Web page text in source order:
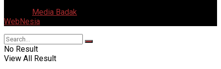
Media Badak
WebNesia
No Result
View All Result